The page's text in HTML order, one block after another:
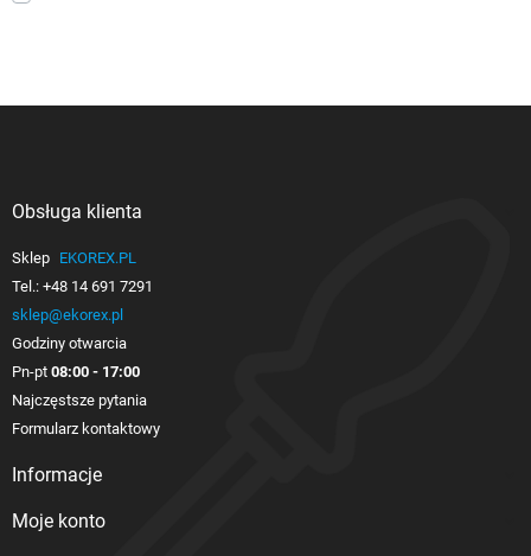
Obsługa klienta
Sklep EKOREX.PL
Tel.: +48 14 691 7291
sklep@ekorex.pl
Godziny otwarcia
Pn-pt 08:00 - 17:00
Najczęstsze pytania
Formularz kontaktowy
Informacje
Moje konto